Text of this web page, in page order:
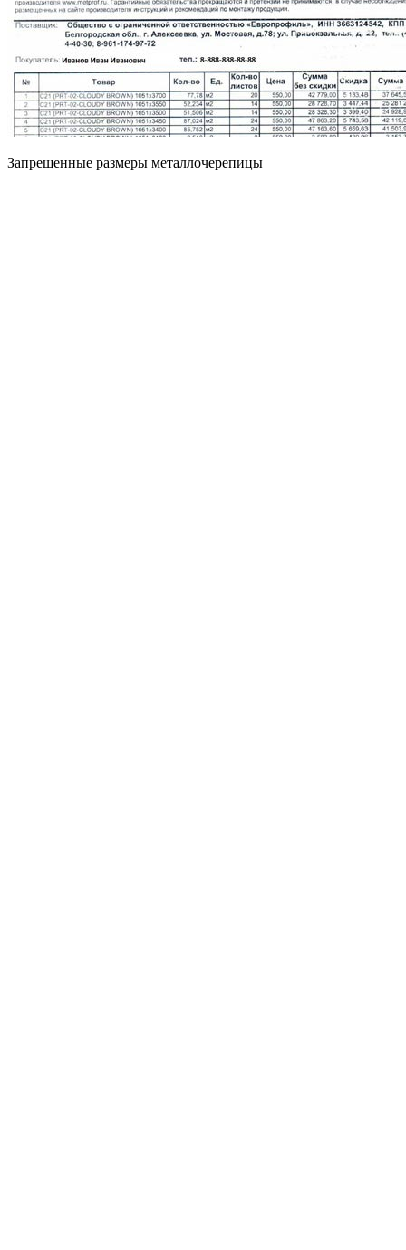
Запрещенные размеры металлочерепицы